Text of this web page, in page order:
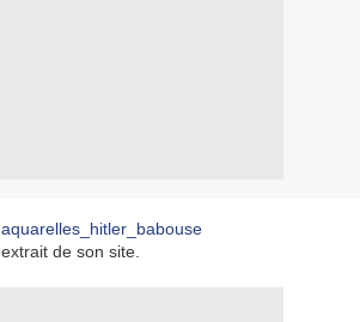
extrait de son site.